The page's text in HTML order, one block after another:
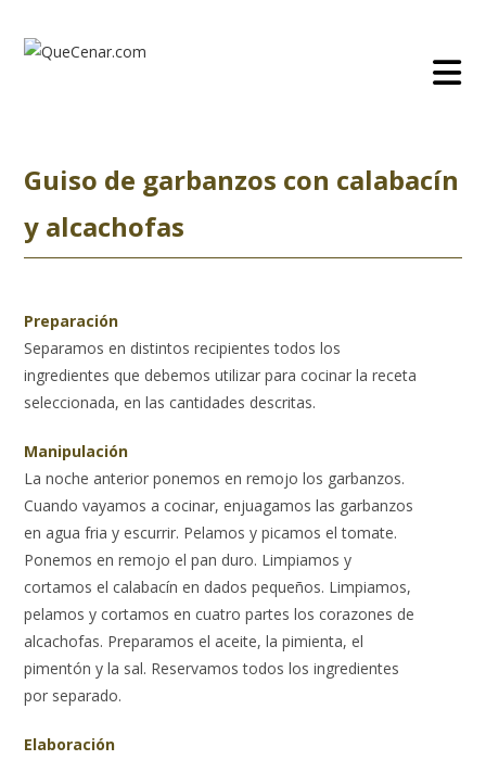
contenido
Guiso de garbanzos con calabacín
y alcachofas
Preparación
Separamos en distintos recipientes todos los
ingredientes que debemos utilizar para cocinar la receta
seleccionada, en las cantidades descritas.
Manipulación
La noche anterior ponemos en remojo los garbanzos.
Cuando vayamos a cocinar, enjuagamos las garbanzos
en agua fria y escurrir. Pelamos y picamos el tomate.
Ponemos en remojo el pan duro. Limpiamos y
cortamos el calabacín en dados pequeños. Limpiamos,
pelamos y cortamos en cuatro partes los corazones de
alcachofas. Preparamos el aceite, la pimienta, el
pimentón y la sal. Reservamos todos los ingredientes
por separado.
Elaboración